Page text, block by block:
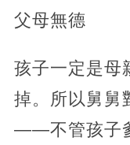
父母無德
孩子一定是母
掉。所以舅舅
——不管孩子